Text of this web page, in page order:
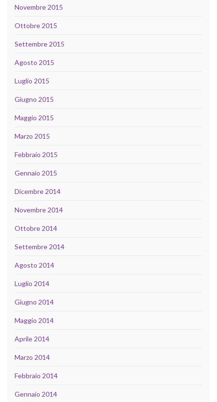
Novembre 2015
Ottobre 2015
Settembre 2015
Agosto 2015
Luglio 2015
Giugno 2015
Maggio 2015
Marzo 2015
Febbraio 2015
Gennaio 2015
Dicembre 2014
Novembre 2014
Ottobre 2014
Settembre 2014
Agosto 2014
Luglio 2014
Giugno 2014
Maggio 2014
Aprile 2014
Marzo 2014
Febbraio 2014
Gennaio 2014